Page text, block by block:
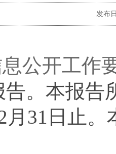
发布
公开工作
。本报告
月31日止